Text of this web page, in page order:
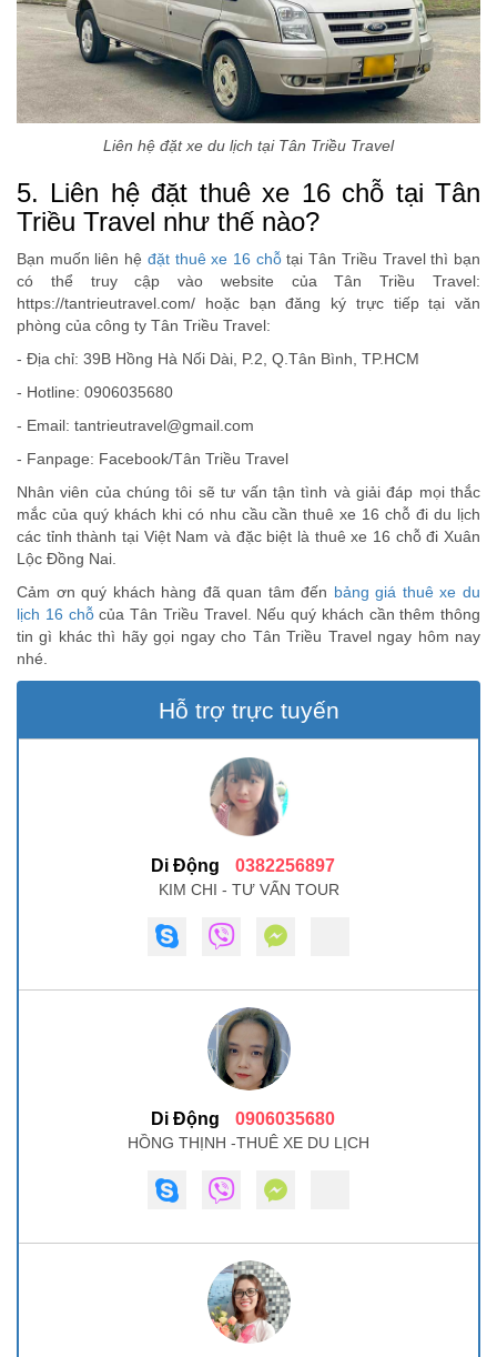
Liên hệ đặt xe du lịch tại Tân Triều Travel
5. Liên hệ đặt thuê xe 16 chỗ tại Tân
Triều Travel như thế nào?
Bạn muốn liên hệ đặt thuê xe 16 chỗtại Tân Triều Travel thì bạn
có thể truy cập vào website của Tân Triều Travel:
https://tantrieutravel.com/ hoặc bạn đăng ký trực tiếp tại văn
phòng của công ty Tân Triều Travel:
- Địa chỉ: 39B Hồng Hà Nối Dài, P.2, Q.Tân Bình, TP.HCM
- Hotline: 0906035680
- Email: tantrieutravel@gmail.com
- Fanpage: Facebook/Tân Triều Travel
Nhân viên của chúng tôi sẽ tư vấn tận tình và giải đáp mọi thắc
mắc của quý khách khi có nhu cầu cần thuê xe 16 chỗ đi du lịch
các tỉnh thành tại Việt Nam và đặc biệt là thuê xe 16 chỗ đi Xuân
Lộc Đồng Nai.
Cảm ơn quý khách hàng đã quan tâm đến bảng giá thuê xe du
lịch 16 chỗcủa Tân Triều Travel. Nếu quý khách cần thêm thông
tin gì khác thì hãy gọi ngay cho Tân Triều Travel ngay hôm nay
nhé.
Hỗ trợ trực tuyến
Di Động 0382256897
KIM CHI - TƯ VẤN TOUR
Di Động 0906035680
HỒNG THỊNH -THUÊ XE DU LỊCH